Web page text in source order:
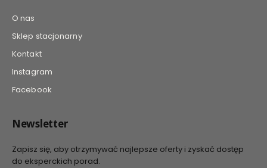
O nas
Sklep stacjonarny
Kontakt
Instagram
Facebook
Newsletter
Zapisz się, aby otrzymywać najlepsze oferty i zyskać dostęp
do eksperckich porad.